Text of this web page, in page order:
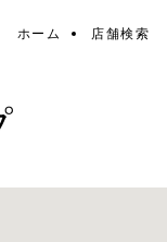
ホーム 店舗検索